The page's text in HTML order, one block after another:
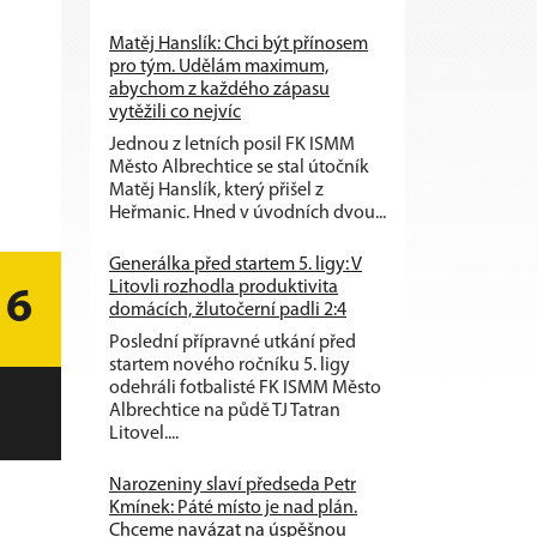
6
Matěj Hanslík: Chci být přínosem
pro tým. Udělám maximum,
abychom z každého zápasu
vytěžili co nejvíc
Jednou z letních posil FK ISMM
Město Albrechtice se stal útočník
Matěj Hanslík, který přišel z
Heřmanic. Hned v úvodních dvou...
Generálka před startem 5. ligy: V
Litovli rozhodla produktivita
domácích, žlutočerní padli 2:4
Poslední přípravné utkání před
startem nového ročníku 5. ligy
odehráli fotbalisté FK ISMM Město
Albrechtice na půdě TJ Tatran
Litovel....
Narozeniny slaví předseda Petr
Kmínek: Páté místo je nad plán.
Chceme navázat na úspěšnou